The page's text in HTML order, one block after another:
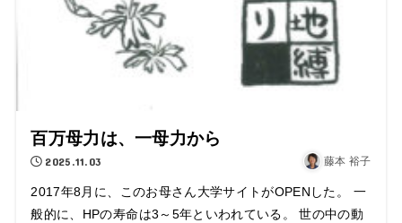
百万母力は、一母力から
2025.11.03 藤本 裕子
2017年8月に、このお母さん大学サイトがOPENした。 一
般的に、HPの寿命は3～5年といわれている。 世の中の動